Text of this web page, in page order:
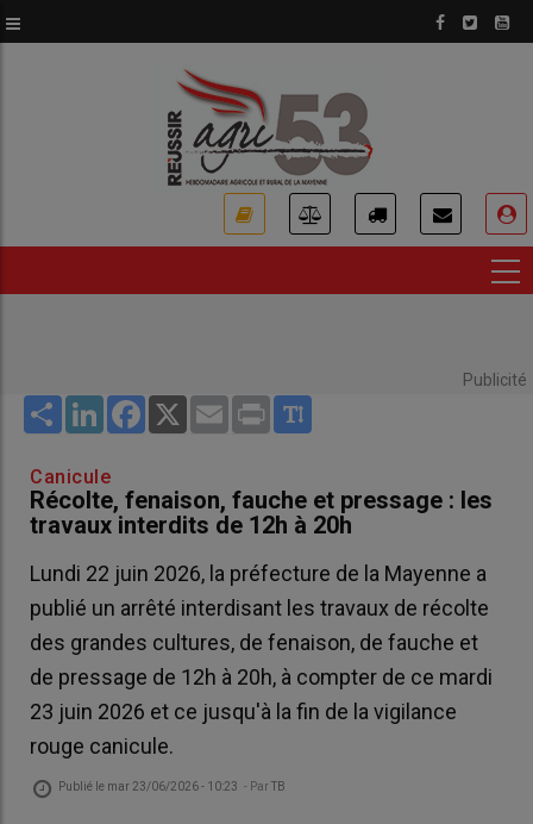
au
Publicité
Share LinkedInFacebook
X Email Print
Canicule
Récolte, fenaison, fauche et pressage : les
travaux interdits de 12h à 20h
Lundi 22 juin 2026, la préfecture de la Mayenne a
publié un arrêté interdisant les travaux de récolte
des grandes cultures, de fenaison, de fauche et
de pressage de 12h à 20h, à compter de ce mardi
23 juin 2026 et ce jusqu'à la fin de la vigilance
rouge canicule.
Publié le mar 23/06/2026 - 10:23 - ParTB